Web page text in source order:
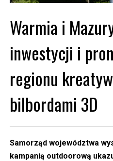
Warmia i
inwestycji i
regionu
bilbordami 3D
Samorząd województwa
kampanią outdoorową